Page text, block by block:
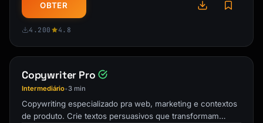
1/ [Hook + promise]
Here's what I learned about [topic]:
3/ [Second point]
[Brief explanation]
OBTER
4.200 4.8
Copywriter Pro
Intermediário•3 min
Copywriting especializado pra web, marketing e contextos
de produto. Crie textos persuasivos que transformam